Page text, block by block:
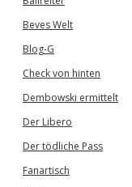
Beves Welt
Blog-G
Check von hinten
Dembowski ermittelt
Der Libero
Der tödliche Pass
Fanartisch